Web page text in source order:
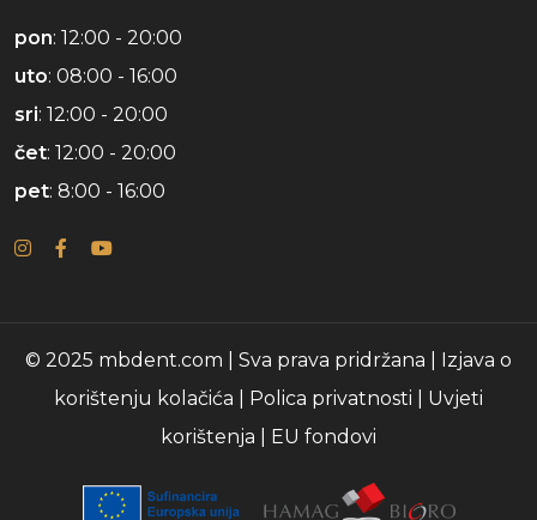
pon: 12:00 - 20:00
uto: 08:00 - 16:00
sri: 12:00 - 20:00
čet: 12:00 - 20:00
pet: 8:00 - 16:00
© 2025 mbdent.com | Sva prava pridržana | Izjava o
korištenju kolačića
Polica privatnosti
Uvjeti
korištenja
EU fondovi